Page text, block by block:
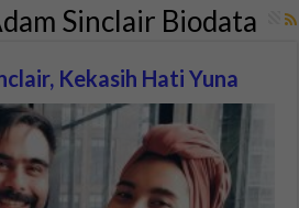
Sinclair Biodata
Kekasih Hati Yuna